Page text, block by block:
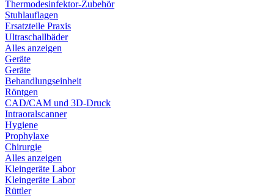
Thermodesinfektor-Zubehör
Stuhlauflagen
Ersatzteile Praxis
Ultraschallbäder
Alles anzeigen
Geräte
Geräte
Behandlungseinheit
Röntgen
CAD/CAM und 3D-Druck
Intraoralscanner
Hygiene
Prophylaxe
Chirurgie
Alles anzeigen
Kleingeräte Labor
Kleingeräte Labor
Rüttler